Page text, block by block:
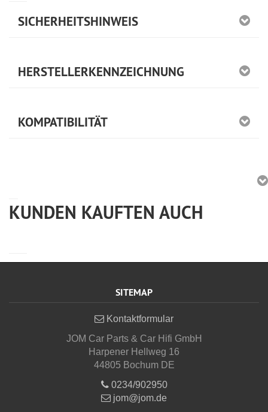
SICHERHEITSHINWEIS
HERSTELLERKENNZEICHNUNG
KOMPATIBILITÄT
KUNDEN KAUFTEN AUCH
SITEMAP
Kontaktformular
JOM Car Parts & Car Hifi GmbH
Harpener Hellweg 16
44805 Bochum DE
0234/902950
jom@jom.de